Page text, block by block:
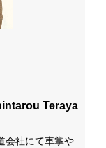
Teraya
会社にて車掌や